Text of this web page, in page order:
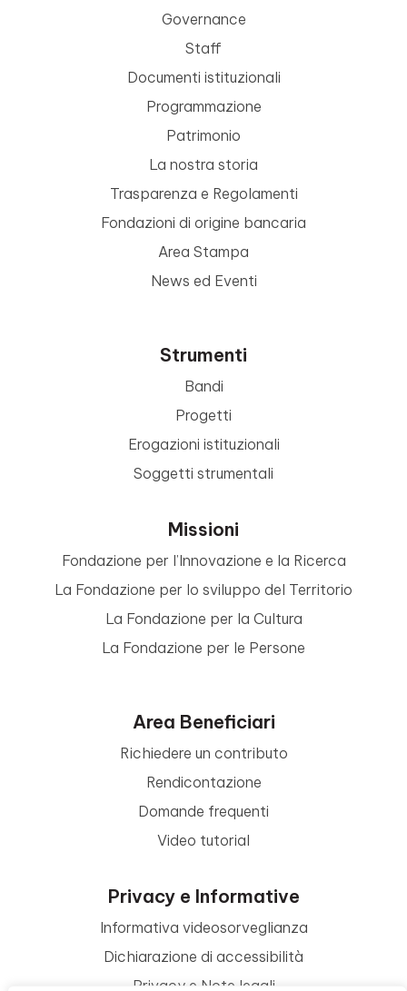
Governance
Staff
Documenti istituzionali
Programmazione
Patrimonio
La nostra storia
Trasparenza e Regolamenti
Fondazioni di origine bancaria
Area Stampa
News ed Eventi
Strumenti
Bandi
Progetti
Erogazioni istituzionali
Soggetti strumentali
Missioni
Fondazione per l’Innovazione e la Ricerca
La Fondazione per lo sviluppo del Territorio
La Fondazione per la Cultura
La Fondazione per le Persone
Area Beneficiari
Richiedere un contributo
Rendicontazione
Domande frequenti
Video tutorial
Privacy e Informative
Informativa videosorveglianza
Dichiarazione di accessibilità
Privacy e Note legali